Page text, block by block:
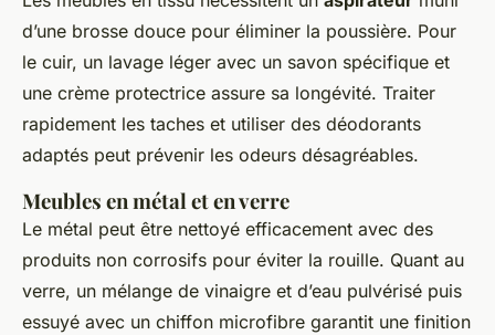
d’une brosse douce pour éliminer la poussière. Pour
le cuir, un lavage léger avec un savon spécifique et
une crème protectrice assure sa longévité. Traiter
rapidement les taches et utiliser des déodorants
adaptés peut prévenir les odeurs désagréables.
Meubles en métal et en verre
Le métal peut être nettoyé efficacement avec des
produits non corrosifs pour éviter la rouille. Quant au
verre, un mélange de vinaigre et d’eau pulvérisé puis
essuyé avec un chiffon microfibre garantit une finition